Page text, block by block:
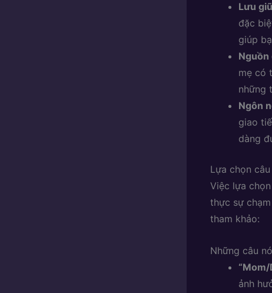
Lưu
đặc
giúp
Nguồn
mẹ có
những
Ngôn
giao
dàng
Lựa chọn
Việc lựa
thực sự
tham khảo:
Những câu
“Mom/
ảnh